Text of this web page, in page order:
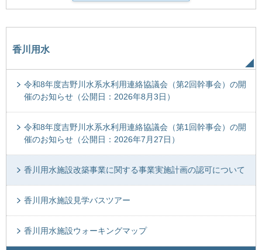
香川用水
令和8年度吉野川水系水利用連絡協議会（第2回幹事会）の開
催のお知らせ（公開日：2026年8月3日）
令和8年度吉野川水系水利用連絡協議会（第1回幹事会）の開
催のお知らせ（公開日：2026年7月27日）
香川用水施設改築事業に関する事業実施計画の認可について
香川用水施設見学バスツアー
香川用水施設ウォーキングマップ